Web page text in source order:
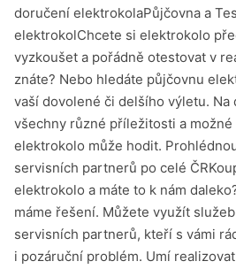
doručení elektrokolaPůjčovna a
elektrokolChcete si elektrokolo
vyzkoušet a pořádně otestovat v
znáte? Nebo hledáte půjčovnu
vaší dovolené či delšího výletu. Na
všechny různé příležitosti a možné
elektrokolo může hodit.
servisních partnerů po celé
elektrokolo a máte to k nám
máme řešení. Můžete využít
servisních partnerů, kteří s vámi
i pozáruční problém. Umí